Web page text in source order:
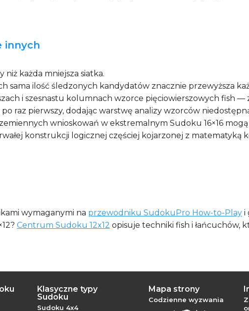
innych
niż każda mniejsza siatka.
sama ilość śledzonych kandydatów znacznie przewyższa
i szesnastu kolumnach wzorce pięciowierszowych fish —
raz pierwszy, dodając warstwę analizy wzorców
wnioskowań w ekstremalnym Sudoku 16×16
konstrukcji logicznej częściej kojarzonej z matematyką
wymaganymi na przewodniku SudokuPro How-to-Play i
Centrum Sudoku 12x12 opisuje techniki fish i łańcuchów,
Klasyczne typy
Sudoku
Sudoku 4x4
Mapa strony
Codzienne wyzwania